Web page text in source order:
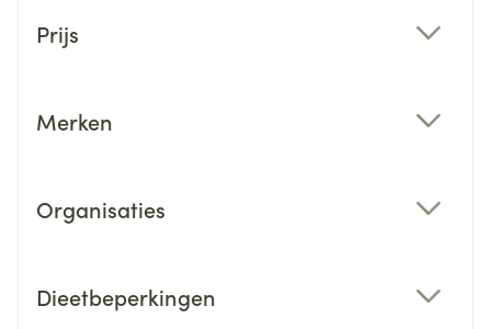
Prijs
Merken
Organisaties
Dieetbeperkingen